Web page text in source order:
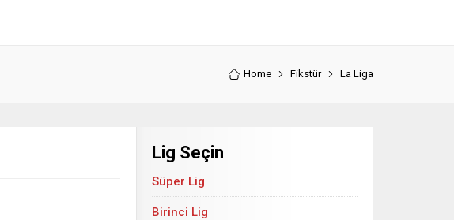
Home Fikstür La Liga
Lig Seçin
Süper Lig
Birinci Lig